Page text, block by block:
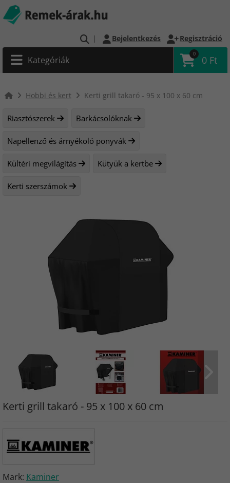
| Bejelentkezés Regisztráció
Kategóriák
0
0 Ft
Hobbi és kert Kerti grill takaró - 95 x 100 x 60 cm
Riasztószerek Barkácsolóknak
Napellenző és árnyékoló ponyvák
Kültéri megvilágítás Kütyük a kertbe
Kerti szerszámok
Kerti grill takaró - 95 x 100 x 60 cm
Mark: Kaminer